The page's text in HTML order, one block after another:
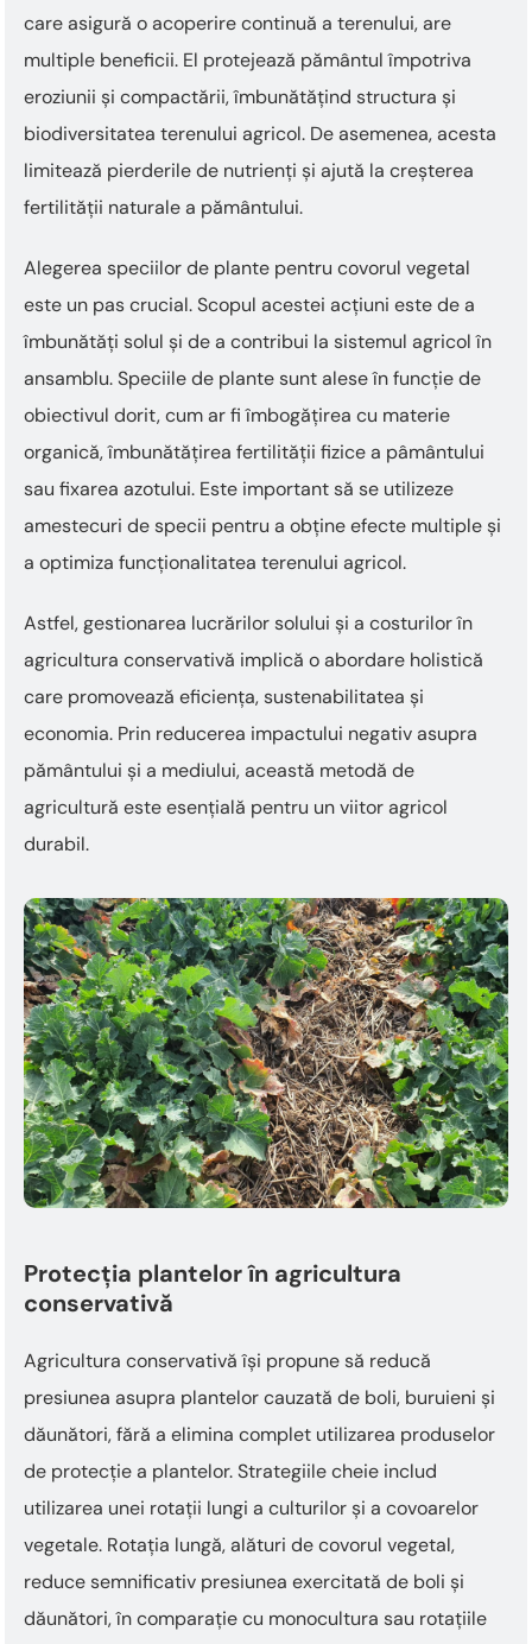
care asigură o acoperire continuă a terenului, are
multiple beneficii. El protejează pământul împotriva
eroziunii și compactării, îmbunătățind structura și
biodiversitatea terenului agricol. De asemenea, acesta
limitează pierderile de nutrienți și ajută la creșterea
fertilității naturale a pământului.
Alegerea speciilor de plante pentru covorul vegetal
este un pas crucial. Scopul acestei acțiuni este de a
îmbunătăți solul și de a contribui la sistemul agricol în
ansamblu. Speciile de plante sunt alese în funcție de
obiectivul dorit, cum ar fi îmbogățirea cu materie
organică, îmbunătățirea fertilității fizice a pâmântului
sau fixarea azotului. Este important să se utilizeze
amestecuri de specii pentru a obține efecte multiple și
a optimiza funcționalitatea terenului agricol.
Astfel, gestionarea lucrărilor solului și a costurilor în
agricultura conservativă implică o abordare holistică
care promovează eficiența, sustenabilitatea și
economia. Prin reducerea impactului negativ asupra
pământului și a mediului, această metodă de
agricultură este esențială pentru un viitor agricol
durabil.
Protecția plantelor în agricultura
conservativă
Agricultura conservativă își propune să reducă
presiunea asupra plantelor cauzată de boli, buruieni și
dăunători, fără a elimina complet utilizarea produselor
de protecție a plantelor. Strategiile cheie includ
utilizarea unei rotații lungi a culturilor și a covoarelor
vegetale. Rotația lungă, alături de covorul vegetal,
reduce semnificativ presiunea exercitată de boli și
dăunători, în comparație cu monocultura sau rotațiile